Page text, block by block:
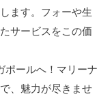
ます。フォーや生
サービスをこの価
ポールへ！マリーナ
、魅力が尽きませ